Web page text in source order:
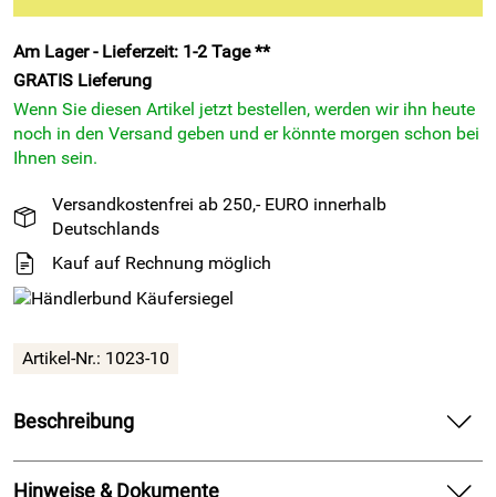
Am Lager - Lieferzeit: 1-2 Tage **
GRATIS Lieferung
Wenn Sie diesen Artikel jetzt bestellen, werden wir ihn heute
noch in den Versand geben und er könnte morgen schon bei
Ihnen sein.
Versandkostenfrei ab 250,- EURO innerhalb
Deutschlands
Kauf auf Rechnung möglich
Artikel-Nr.: 1023-10
Beschreibung
HSF - EPDM Zellkautschuk Dichtungsband einseitig
selbstklebend 5m Rolle - 5mm x diverse Breiten
Hinweise & Dokumente